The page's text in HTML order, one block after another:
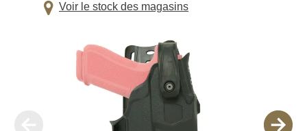
Voir le stock des magasins